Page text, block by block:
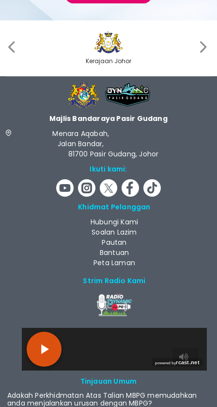
Kerajaan Johor
Majlis Bandaraya Pasir Gudang
Menara Aqabah,
Jalan Bandar,
81700 Pasir Gudang, Johor
Ikuti kami:
Khidmat Pelanggan
Hubungi Kami
Soalan Lazim
Pautan
Bantuan
Peta Laman
Strim Radio Kami
Tinjauan Umum
Adakah Perkhidmatan Atas Talian MBPG memudahkan
anda menjalankan urusan dengan MBPG?